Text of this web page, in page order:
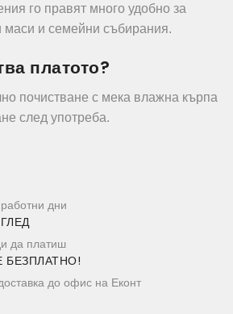
го правят много удобно за
маси и семейни събирания.
платото?
почистване с мека влажна кърпа
след употреба.
дни
да платиш
до офис на Еконт